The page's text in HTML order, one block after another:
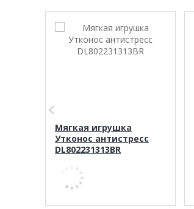
Мягкая игрушка
Утконос антистресс
DL802231313BR